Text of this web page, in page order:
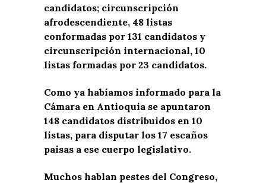
candidatos; circunscripción
afrodescendiente, 48 listas
conformadas por 131 candidatos y
circunscripción internacional, 10
listas formadas por 23 candidatos.
Como ya habíamos informado para la
Cámara en Antioquia se apuntaron
148 candidatos distribuidos en 10
listas, para disputar los 17 escaños
paisas a ese cuerpo legislativo.
Muchos hablan pestes del Congreso,